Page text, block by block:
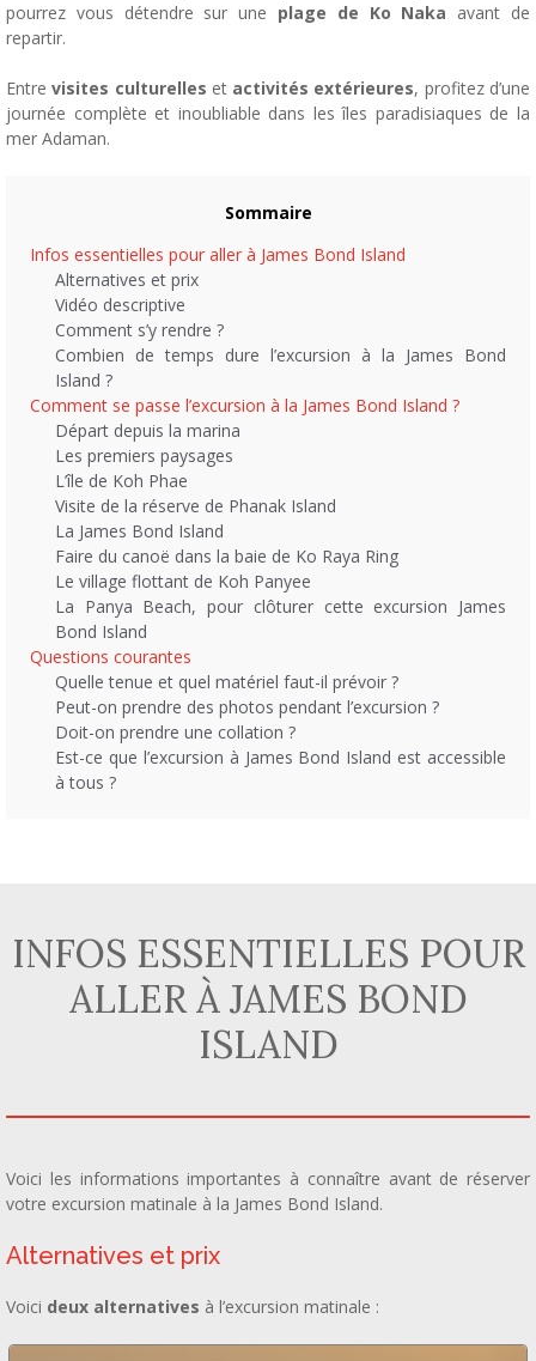
pourrez vous détendre sur une plage de Ko Naka avant de
repartir.
Entrevisites culturelles etactivités extérieures, profitez d’une
journée complète et inoubliable dans les îles paradisiaques de la
mer Adaman.
Sommaire
Infos essentielles pour aller à James Bond Island
Alternatives et prix
Vidéo descriptive
Comment s’y rendre ?
Combien de temps dure l’excursion à la James Bond
Island ?
Comment se passe l’excursion à la James Bond Island ?
Départ depuis la marina
Les premiers paysages
L’île de Koh Phae
Visite de la réserve de Phanak Island
La James Bond Island
Faire du canoë dans la baie de Ko Raya Ring
Le village flottant de Koh Panyee
La Panya Beach, pour clôturer cette excursion James
Bond Island
Questions courantes
Quelle tenue et quel matériel faut-il prévoir ?
Peut-on prendre des photos pendant l’excursion ?
Doit-on prendre une collation ?
Est-ce que l’excursion à James Bond Island est accessible
à tous ?
INFOS ESSENTIELLES POUR
ALLER À JAMES BOND
ISLAND
Voici les informations importantes à connaître avant de réserver
votre excursion matinale à la James Bond Island.
Alternatives et prix
Voici deux alternatives à l’excursion matinale :